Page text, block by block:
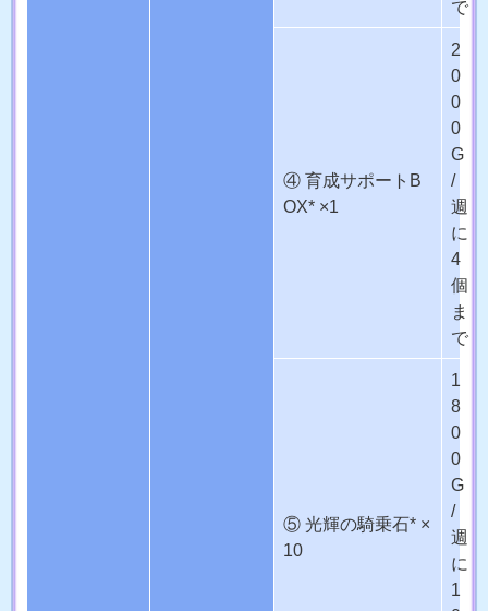
で
④ 育成サポートB
OX* ×1
2
0
0
0
G
/
週
に
4
個
ま
で
⑤ 光輝の騎乗石* ×
10
1
8
0
0
G
/
週
に
1